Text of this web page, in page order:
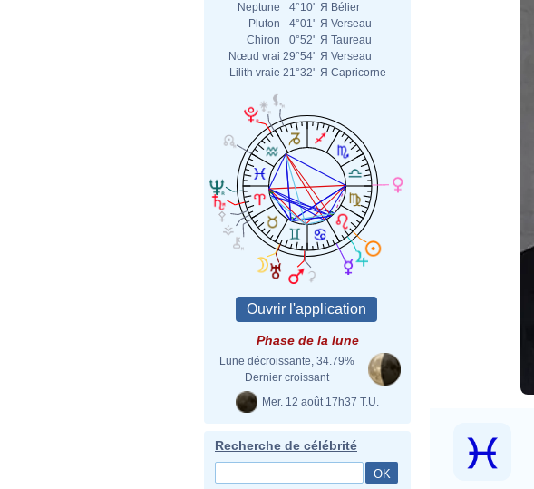
Neptune
4°10' Я Bélier
Pluton
4°01' Я Verseau
Chiron
0°52' Я Taureau
Nœud vrai 29°54' Я Verseau
Lilith vraie 21°32' Я Capricorne
Phase de la lune
Lune décroissante, 34.79%
Dernier croissant
Mer. 12 août 17h37 T.U.
Recherche de célébrité